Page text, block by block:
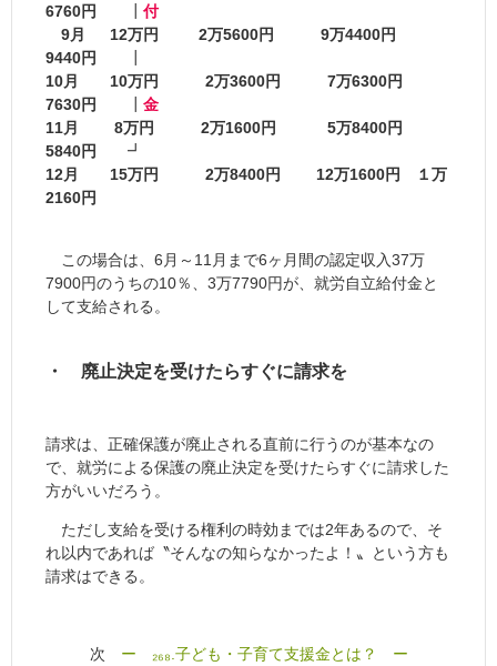
6760円
付
9月 12万円 2万5600円 9万4400円
9440円
10月 10万円 2万3600円 7万6300円
7630円
金
11月 8万円 2万1600円 5万8400円
5840円
┛
12月 15万円 2万8400円 12万1600円 １万
2160円
この場合は、6月～11月まで6ヶ月間の認定収入37万
7900円のうちの10％、3万7790円が、就労自立給付金と
して支給される。
・ 廃止決定を受けたらすぐに請求を
請求は、正確保護が廃止される直前に行うのが基本なの
で、就労による保護の廃止決定を受けたらすぐに請求した
方がいいだろう。
ただし支給を受ける権利の時効までは2年あるので、そ
れ以内であれば〝そんなの知らなかったよ！〟という方も
請求はできる。
次 ー ₂₆₈.子ども・子育て支援金とは？ ー